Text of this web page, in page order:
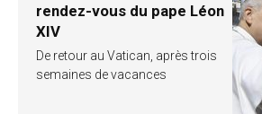
rendez-vous du pape Léon
XIV
De retour au Vatican, après trois
semaines de vacances